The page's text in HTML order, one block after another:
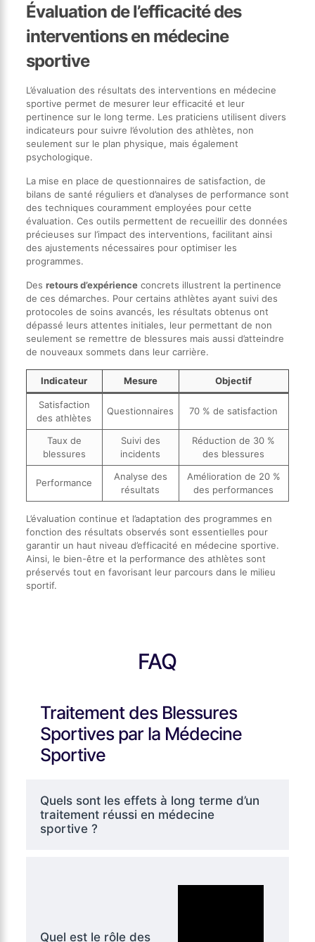
Évaluation de l’efficacité des
interventions en médecine
sportive
L’évaluation des résultats des interventions en médecine
sportive permet de mesurer leur efficacité et leur
pertinence sur le long terme. Les praticiens utilisent divers
indicateurs pour suivre l’évolution des athlètes, non
seulement sur le plan physique, mais également
psychologique.
La mise en place de questionnaires de satisfaction, de
bilans de santé réguliers et d’analyses de performance sont
des techniques couramment employées pour cette
évaluation. Ces outils permettent de recueillir des données
précieuses sur l’impact des interventions, facilitant ainsi
des ajustements nécessaires pour optimiser les
programmes.
Des retours d’expérienceconcrets illustrent la pertinence
de ces démarches. Pour certains athlètes ayant suivi des
protocoles de soins avancés, les résultats obtenus ont
dépassé leurs attentes initiales, leur permettant de non
seulement se remettre de blessures mais aussi d’atteindre
de nouveaux sommets dans leur carrière.
Indicateur Mesure Objectif
Satisfaction
des athlètes
Questionnaires 70 % de satisfaction
Taux de
blessures
Suivi des
incidents
Réduction de 30 %
des blessures
Performance
Analyse des
résultats
Amélioration de 20 %
des performances
L’évaluation continue et l’adaptation des programmes en
fonction des résultats observés sont essentielles pour
garantir un haut niveau d’efficacité en médecine sportive.
Ainsi, le bien-être et la performance des athlètes sont
préservés tout en favorisant leur parcours dans le milieu
sportif.
FAQ
Traitement des Blessures
Sportives par la Médecine
Sportive
Quels sont les effets à long terme d’un
traitement réussi en médecine
sportive ?
Quel est le rôle des